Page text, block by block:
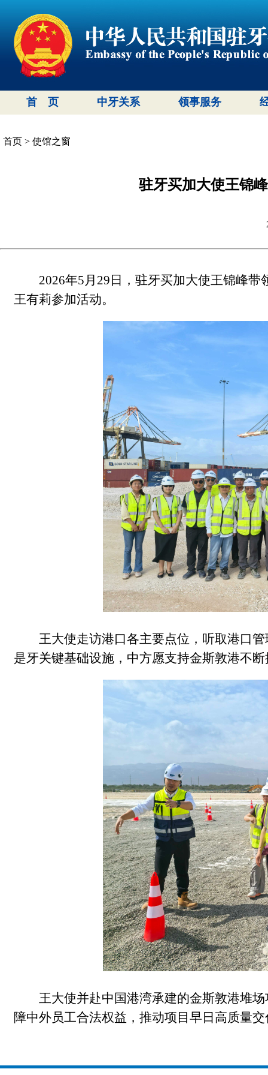
首 页 中牙关系 领事服务
首页 > 使馆之窗
驻牙买加大使王锦
2026年5月29日，驻牙买加大使王锦峰
王有莉参加活动。
王大使走访港口各主要点位，听取港口
是牙关键基础设施，中方愿支持金斯敦港不
王大使并赴中国港湾承建的金斯敦港堆
障中外员工合法权益，推动项目早日高质量